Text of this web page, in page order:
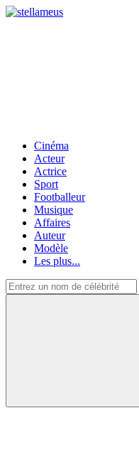
Cinéma
Acteur
Actrice
Sport
Footballeur
Musique
Affaires
Auteur
Modèle
Les plus...